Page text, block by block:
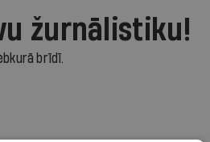
žurnālistiku!
brīdī.